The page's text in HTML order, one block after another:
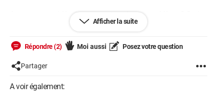
Avez-vous une idée de comment corriger ce problème ? Ceci
viendrait peut-être du fait que j'ai installé le module
complémentaires de Firefox sur leur site de modules.
Cordialement,
Maxence
Afficher la suite
Répondre (2) Moi aussi Posez votre question
Partager
A voir également: